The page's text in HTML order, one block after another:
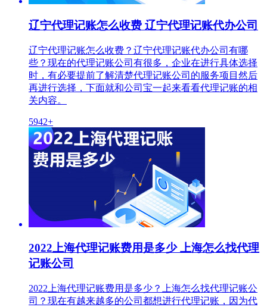
辽宁代理记账怎么收费 辽宁代理记账代办公司
辽宁代理记账怎么收费？辽宁代理记账代办公司有哪
些？现在的代理记账公司有很多，企业在进行具体选择
时，有必要提前了解清楚代理记账公司的服务项目然后
再进行选择，下面就和公司宝一起来看看代理记账的相
关内容。
5942+
2022上海代理记账费用是多少 上海怎么找代理
记账公司
2022上海代理记账费用是多少？上海怎么找代理记账公
司？现在有越来越多的公司都想进行代理记账，因为代